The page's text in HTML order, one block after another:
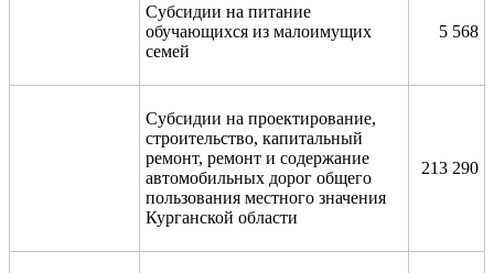
Субсидии на питание
обучающихся из малоимущих
семей
5 568
Субсидии на проектирование,
строительство, капитальный
ремонт, ремонт и содержание
автомобильных дорог общего
пользования местного значения
Курганской области
213 290